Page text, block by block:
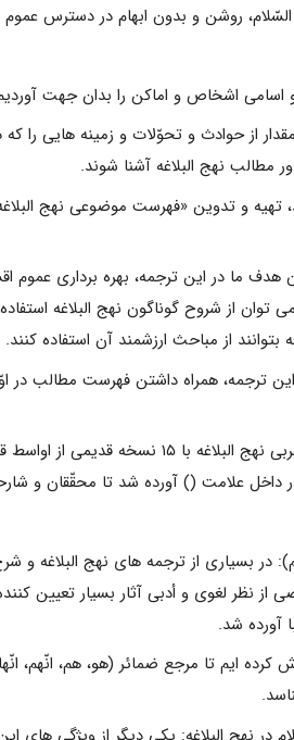
روشن و بدون ابهام در دسترس عموم
از حوادث و تحوّلات و زمینه هایى
مطالب نهج البلاغه آشنا شوند.
تهیه و تدوین «فهرست موضوعى نهج
ما در این ترجمه، بهره بردارى عموم
از شروح گوناگون نهج البلاغه
از مباحث ارزشمند آن استفاده کنند.
ترجمه، همراه داشتن فهرست
داخل علامت () آورده شد تا محقّقان و
در بسیارى از ترجمه هاى نهج البلاغه
نظر لغوى و أدبى آثار بسیار تعیین
آورده شد.
ایم تا مرجع ضمائر (هو، هم، انّهم،